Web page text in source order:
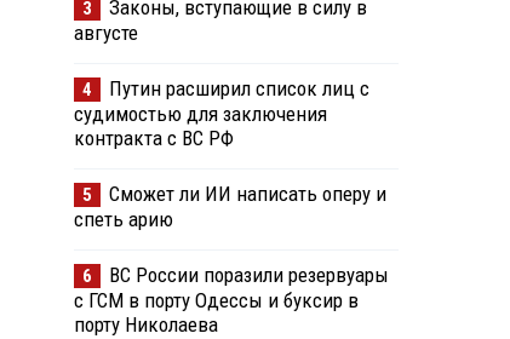
3
Законы, вступающие в силу в
августе
4
Путин расширил список лиц с
судимостью для заключения
контракта с ВС РФ
5
Сможет ли ИИ написать оперу и
спеть арию
6
ВС России поразили резервуары
с ГСМ в порту Одессы и буксир в
порту Николаева